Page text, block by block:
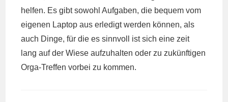
helfen. Es gibt sowohl Aufgaben, die bequem vom
eigenen Laptop aus erledigt werden können, als
auch Dinge, für die es sinnvoll ist sich eine zeit
lang auf der Wiese aufzuhalten oder zu zukünftigen
Orga-Treffen vorbei zu kommen.